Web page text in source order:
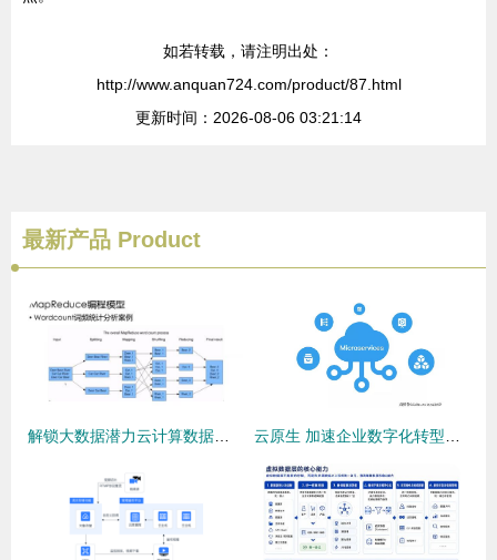
如若转载，请注明出处：
http://www.anquan724.com/product/87.html
更新时间：2026-08-06 03:21:14
最新产品 Product
解锁大数据潜力云计算数据计算，存储与并行分布式操作与实践指南 云原生 加速企业数字化转型的新引擎——数据处理与存储支持服务的革新